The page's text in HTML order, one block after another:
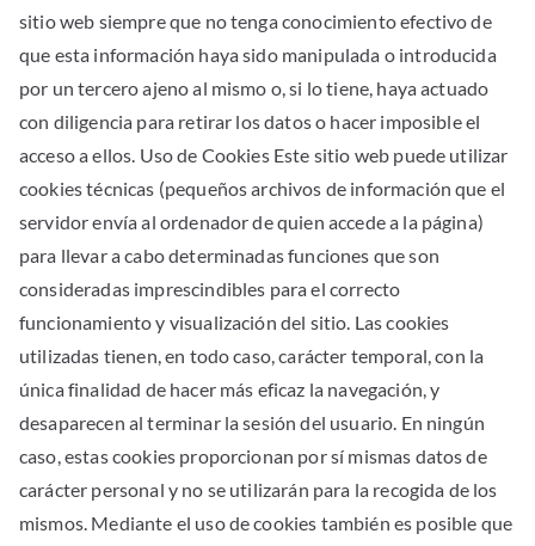
sitio web siempre que no tenga conocimiento efectivo de
que esta información haya sido manipulada o introducida
por un tercero ajeno al mismo o, si lo tiene, haya actuado
con diligencia para retirar los datos o hacer imposible el
acceso a ellos. Uso de Cookies Este sitio web puede utilizar
cookies técnicas (pequeños archivos de información que el
servidor envía al ordenador de quien accede a la página)
para llevar a cabo determinadas funciones que son
consideradas imprescindibles para el correcto
funcionamiento y visualización del sitio. Las cookies
utilizadas tienen, en todo caso, carácter temporal, con la
única finalidad de hacer más eficaz la navegación, y
desaparecen al terminar la sesión del usuario. En ningún
caso, estas cookies proporcionan por sí mismas datos de
carácter personal y no se utilizarán para la recogida de los
mismos. Mediante el uso de cookies también es posible que